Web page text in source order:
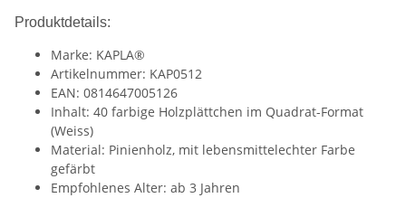
Produktdetails:
Marke: KAPLA®
Artikelnummer: KAP0512
EAN: 0814647005126
Inhalt: 40 farbige Holzplättchen im Quadrat-Format
(Weiss)
Material: Pinienholz, mit lebensmittelechter Farbe
gefärbt
Empfohlenes Alter: ab 3 Jahren